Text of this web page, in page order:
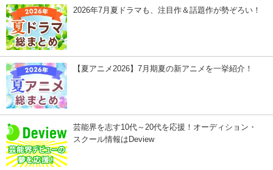
2026年7月夏ドラマも、注目作＆話題作が勢ぞろい！
【夏アニメ2026】7月期夏の新アニメを一挙紹介！
芸能界を志す10代～20代を応援！オーディション・
スクール情報はDeview